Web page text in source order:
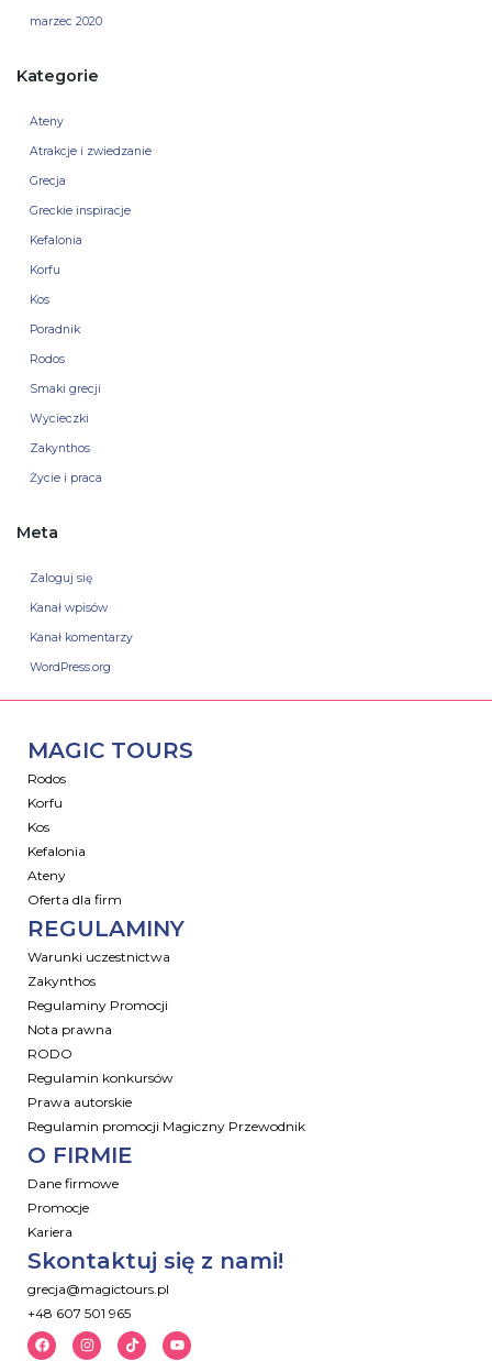
marzec 2020
Kategorie
Ateny
Atrakcje i zwiedzanie
Grecja
Greckie inspiracje
Kefalonia
Korfu
Kos
Poradnik
Rodos
Smaki grecji
Wycieczki
Zakynthos
Życie i praca
Meta
Zaloguj się
Kanał wpisów
Kanał komentarzy
WordPress.org
MAGIC TOURS
Rodos
Korfu
Kos
Kefalonia
Ateny
Oferta dla firm
REGULAMINY
Warunki uczestnictwa
Zakynthos
Regulaminy Promocji
Nota prawna
RODO
Regulamin konkursów
Prawa autorskie
Regulamin promocji Magiczny Przewodnik
O FIRMIE
Dane firmowe
Promocje
Kariera
Skontaktuj się z nami!
grecja@magictours.pl
+48 607 501 965